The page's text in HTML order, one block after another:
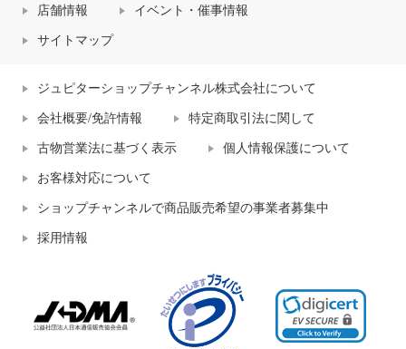
店舗情報 イベント・催事情報
サイトマップ
ジュピターショップチャンネル株式会社について
会社概要/免許情報 特定商取引法に関して
古物営業法に基づく表示 個人情報保護について
お客様対応について
ショップチャンネルで商品販売希望の事業者募集中
採用情報